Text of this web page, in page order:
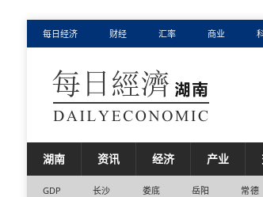
每日经济 财经 汇率 商业
湖南 资讯 经济 产业
GDP 长沙 娄底 岳阳 常德